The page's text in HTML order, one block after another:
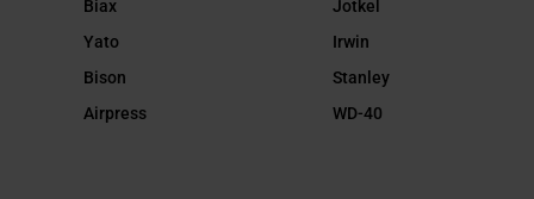
Biax
Yato
Bison
Airpress
Jotkel
Irwin
Stanley
WD-40